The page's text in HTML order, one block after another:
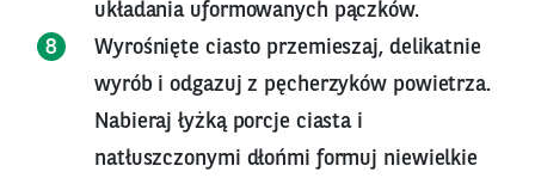
układania uformowanych pączków.
Wyrośnięte ciasto przemieszaj, delikatnie
wyrób i odgazuj z pęcherzyków powietrza.
Nabieraj łyżką porcje ciasta i
natłuszczonymi dłońmi formuj niewielkie